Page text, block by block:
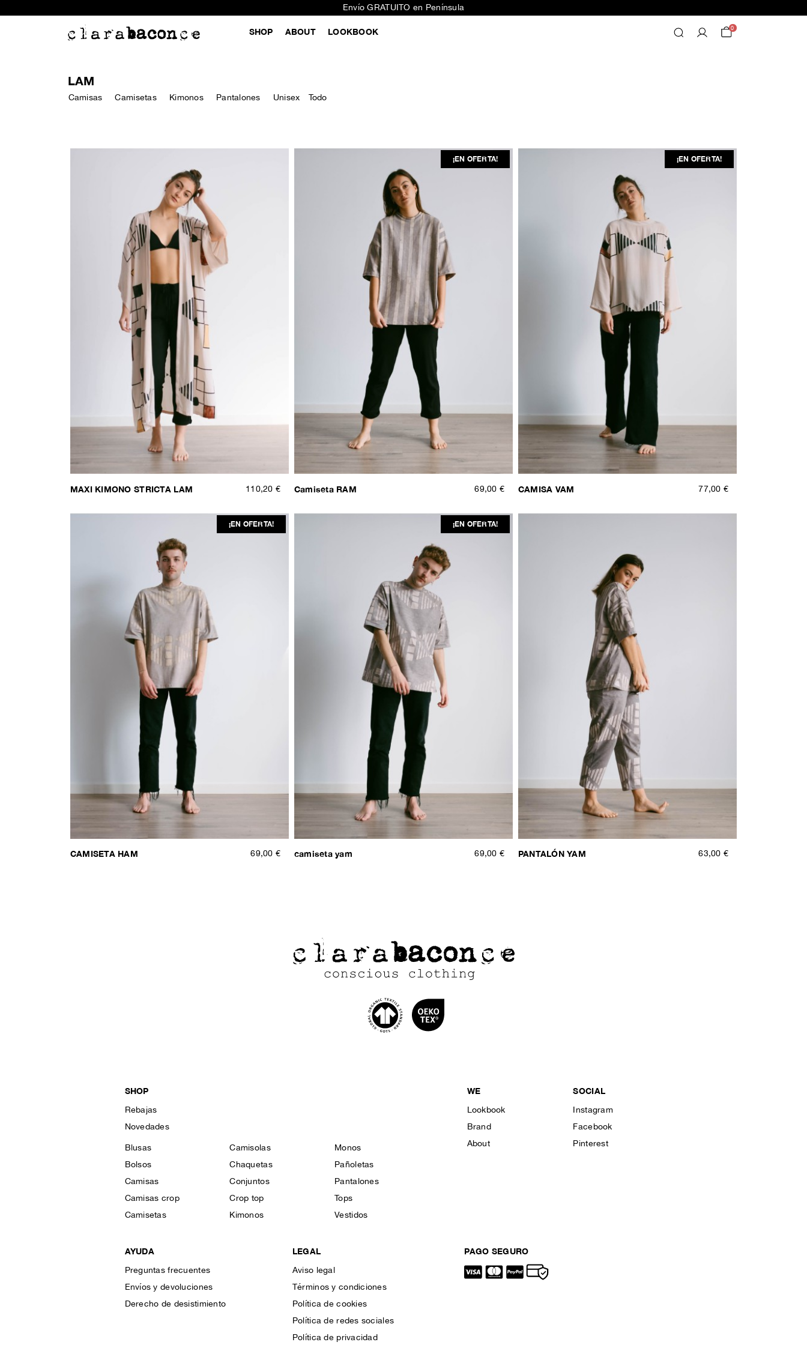
Envío GRATUITO en Península
SHOP ABOUT LOOKBOOK 0
LAM
Camisas Camisetas Kimonos Pantalones Unisex Todo
MAXI KIMONO STRICTA LAM 110,20 €
¡EN OFERTA!
Camiseta RAM 69,00 €
¡EN OFERTA!
CAMISA VAM 77,00 €
¡EN OFERTA!
CAMISETA HAM 69,00 €
¡EN OFERTA!
camiseta yam 69,00 € PANTALÓN YAM 63,00 €
SHOP
Rebajas
Novedades
Blusas
Bolsos
Camisas
Camisas crop
Camisetas
Camisolas
Chaquetas
Conjuntos
Crop top
Kimonos
Monos
Pañoletas
Pantalones
Tops
Vestidos
WE
Lookbook
Brand
About
SOCIAL
Instagram
Facebook
Pinterest
AYUDA
Preguntas frecuentes
Envíos y devoluciones
Derecho de desistimiento
LEGAL
Aviso legal
Términos y condiciones
Política de cookies
Política de redes sociales
Política de privacidad
PAGO SEGURO